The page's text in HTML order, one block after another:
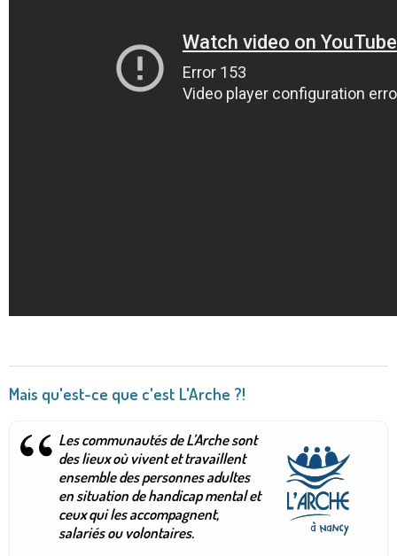
Mais qu'est-ce que c'est L'Arche ?!
Les communautés de L’Arche sont
des lieux où vivent et travaillent
ensemble des personnes adultes
en situation de handicap mental et
ceux qui les accompagnent,
salariés ou volontaires.